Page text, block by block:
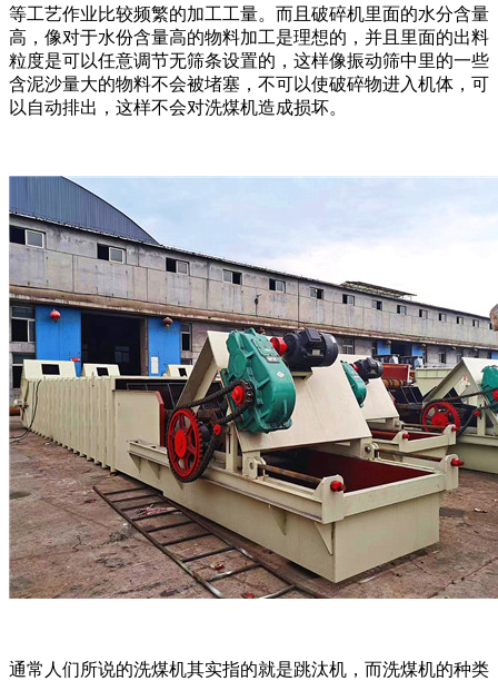
等工艺作业比较频繁的加工工量。而且破碎机里面的水分含量
高，像对于水份含量高的物料加工是理想的，并且里面的出料
粒度是可以任意调节无筛条设置的，这样像振动筛中里的一些
含泥沙量大的物料不会被堵塞，不可以使破碎物进入机体，可
以自动排出，这样不会对洗煤机造成损坏。
通常人们所说的洗煤机其实指的就是跳汰机，而洗煤机的种类